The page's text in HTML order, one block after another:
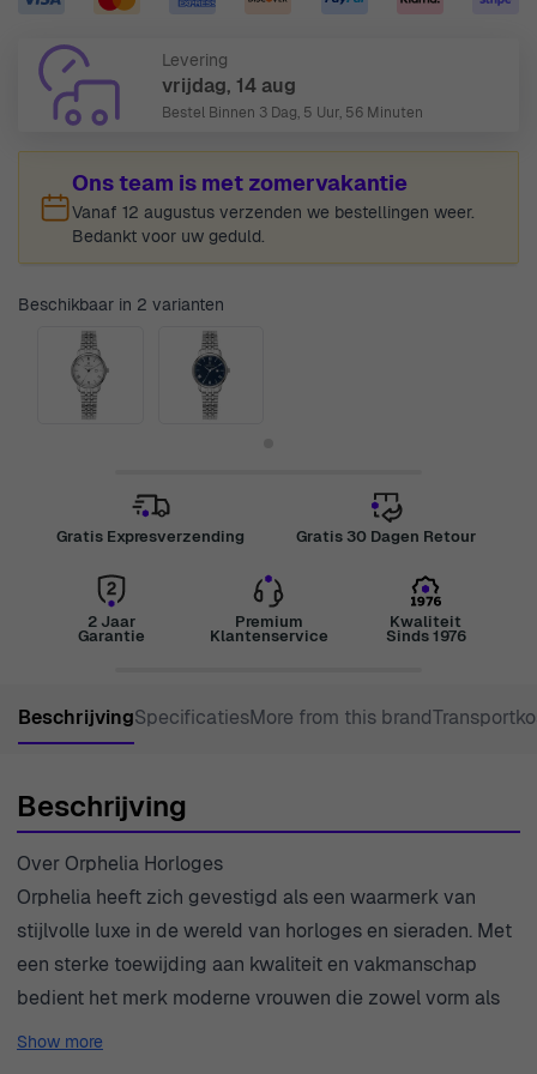
Levering
vrijdag, 14 aug
Bestel Binnen 3 Dag, 5 Uur, 56 Minuten
Ons team is met zomervakantie
Vanaf 12 augustus verzenden we bestellingen weer.
Bedankt voor uw geduld.
Beschikbaar in 2 varianten
Gratis Expresverzending Gratis 30 Dagen Retour
2 Jaar
Garantie
Premium
Klantenservice
Kwaliteit
Sinds 1976
BeschrijvingSpecificatiesMore from this brand
Beschrijving
Over Orphelia Horloges
Orphelia heeft zich gevestigd als een waarmerk van
stijlvolle luxe in de wereld van horloges en sieraden. Met
een sterke toewijding aan kwaliteit en vakmanschap
bedient het merk moderne vrouwen die zowel vorm als
functie waarderen in hun accessoires. Elk stuk is
Show more